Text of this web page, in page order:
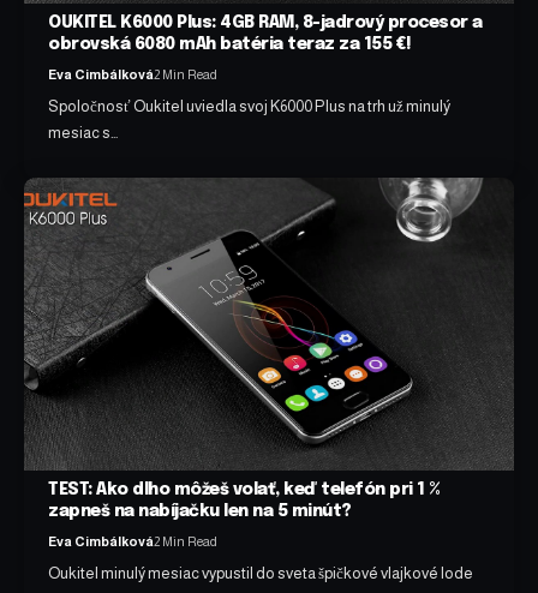
OUKITEL K6000 Plus: 4GB RAM, 8-jadrový procesor a
obrovská 6080 mAh batéria teraz za 155 €!
Eva Cimbálková2 Min Read
Spoločnosť Oukitel uviedla svoj K6000 Plus na trh už minulý
mesiac s…
TEST: Ako dlho môžeš volať, keď telefón pri 1 %
zapneš na nabíjačku len na 5 minút?
Eva Cimbálková2 Min Read
Oukitel minulý mesiac vypustil do sveta špičkové vlajkové lode